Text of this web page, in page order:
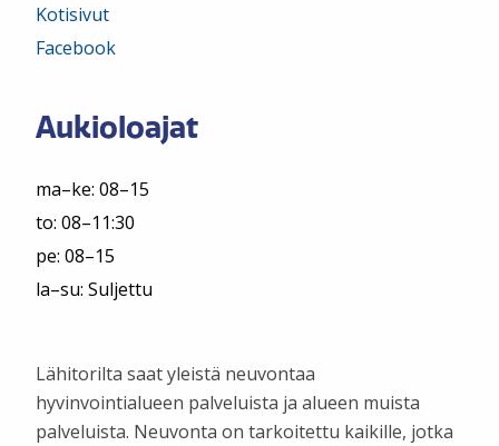
Kotisivut
Facebook
Aukioloajat
ma–ke: 08–15
to: 08–11:30
pe: 08–15
la–su: Suljettu
Lähitorilta saat yleistä neuvontaa
hyvinvointialueen palveluista ja alueen muista
palveluista. Neuvonta on tarkoitettu kaikille, jotka